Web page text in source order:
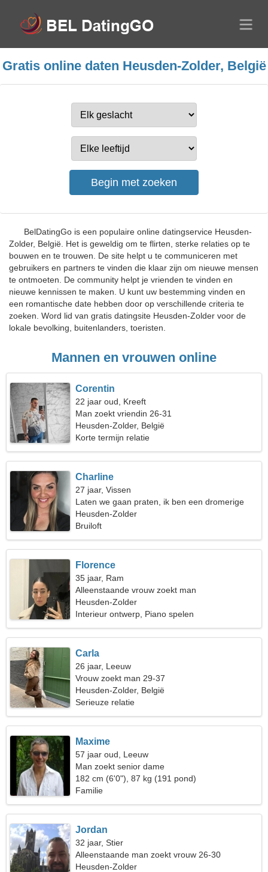
Gratis online daten Heusden-Zolder, België
BelDatingGo is een populaire online datingservice Heusden-
Zolder, België. Het is geweldig om te flirten, sterke relaties op te
bouwen en te trouwen. De site helpt u te communiceren met
gebruikers en partners te vinden die klaar zijn om nieuwe mensen
te ontmoeten. De community helpt je vrienden te vinden en
nieuwe kennissen te maken. U kunt uw bestemming vinden en
een romantische date hebben door op verschillende criteria te
zoeken. Word lid van gratis datingsite Heusden-Zolder voor de
lokale bevolking, buitenlanders, toeristen.
Mannen en vrouwen online
Corentin
22 jaar oud, Kreeft
Man zoekt vriendin 26-31
Heusden-Zolder, België
Korte termijn relatie
Charline
27 jaar, Vissen
Laten we gaan praten, ik ben een dromerige
vrouw
Heusden-Zolder
Bruiloft
Florence
35 jaar, Ram
Alleenstaande vrouw zoekt man
Heusden-Zolder
Interieur ontwerp, Piano spelen
Carla
26 jaar, Leeuw
Vrouw zoekt man 29-37
Heusden-Zolder, België
Serieuze relatie
Maxime
57 jaar oud, Leeuw
Man zoekt senior dame
182 cm (6'0"), 87 kg (191 pond)
Familie
Jordan
32 jaar, Stier
Alleenstaande man zoekt vrouw 26-30
Heusden-Zolder